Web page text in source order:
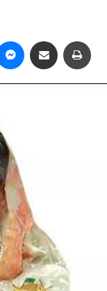
MessengerShare via Email